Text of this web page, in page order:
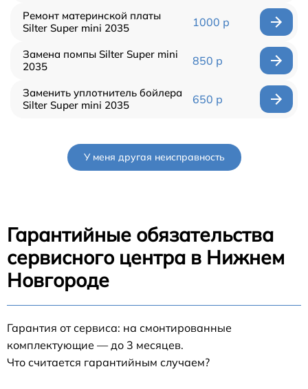
Ремонт материнской платы
Silter Super mini 2035
1000 р
Замена помпы Silter Super mini
2035
850 р
Заменить уплотнитель бойлера
Silter Super mini 2035
650 р
У меня другая неисправность
Гарантийные обязательства
сервисного центра в Нижнем
Новгороде
Гарантия от сервиса: на смонтированные
комплектующие — до 3 месяцев.
Что считается гарантийным случаем?